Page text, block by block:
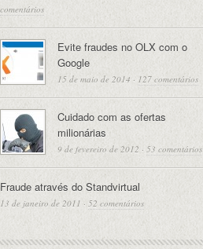
comentários
Evite fraudes no OLX com o
Google
15 de maio de 2014 · 127 comentários
Cuidado com as ofertas
milionárias
9 de fevereiro de 2012 · 53 comentários
Fraude através do Standvirtual
13 de janeiro de 2011 · 52 comentários